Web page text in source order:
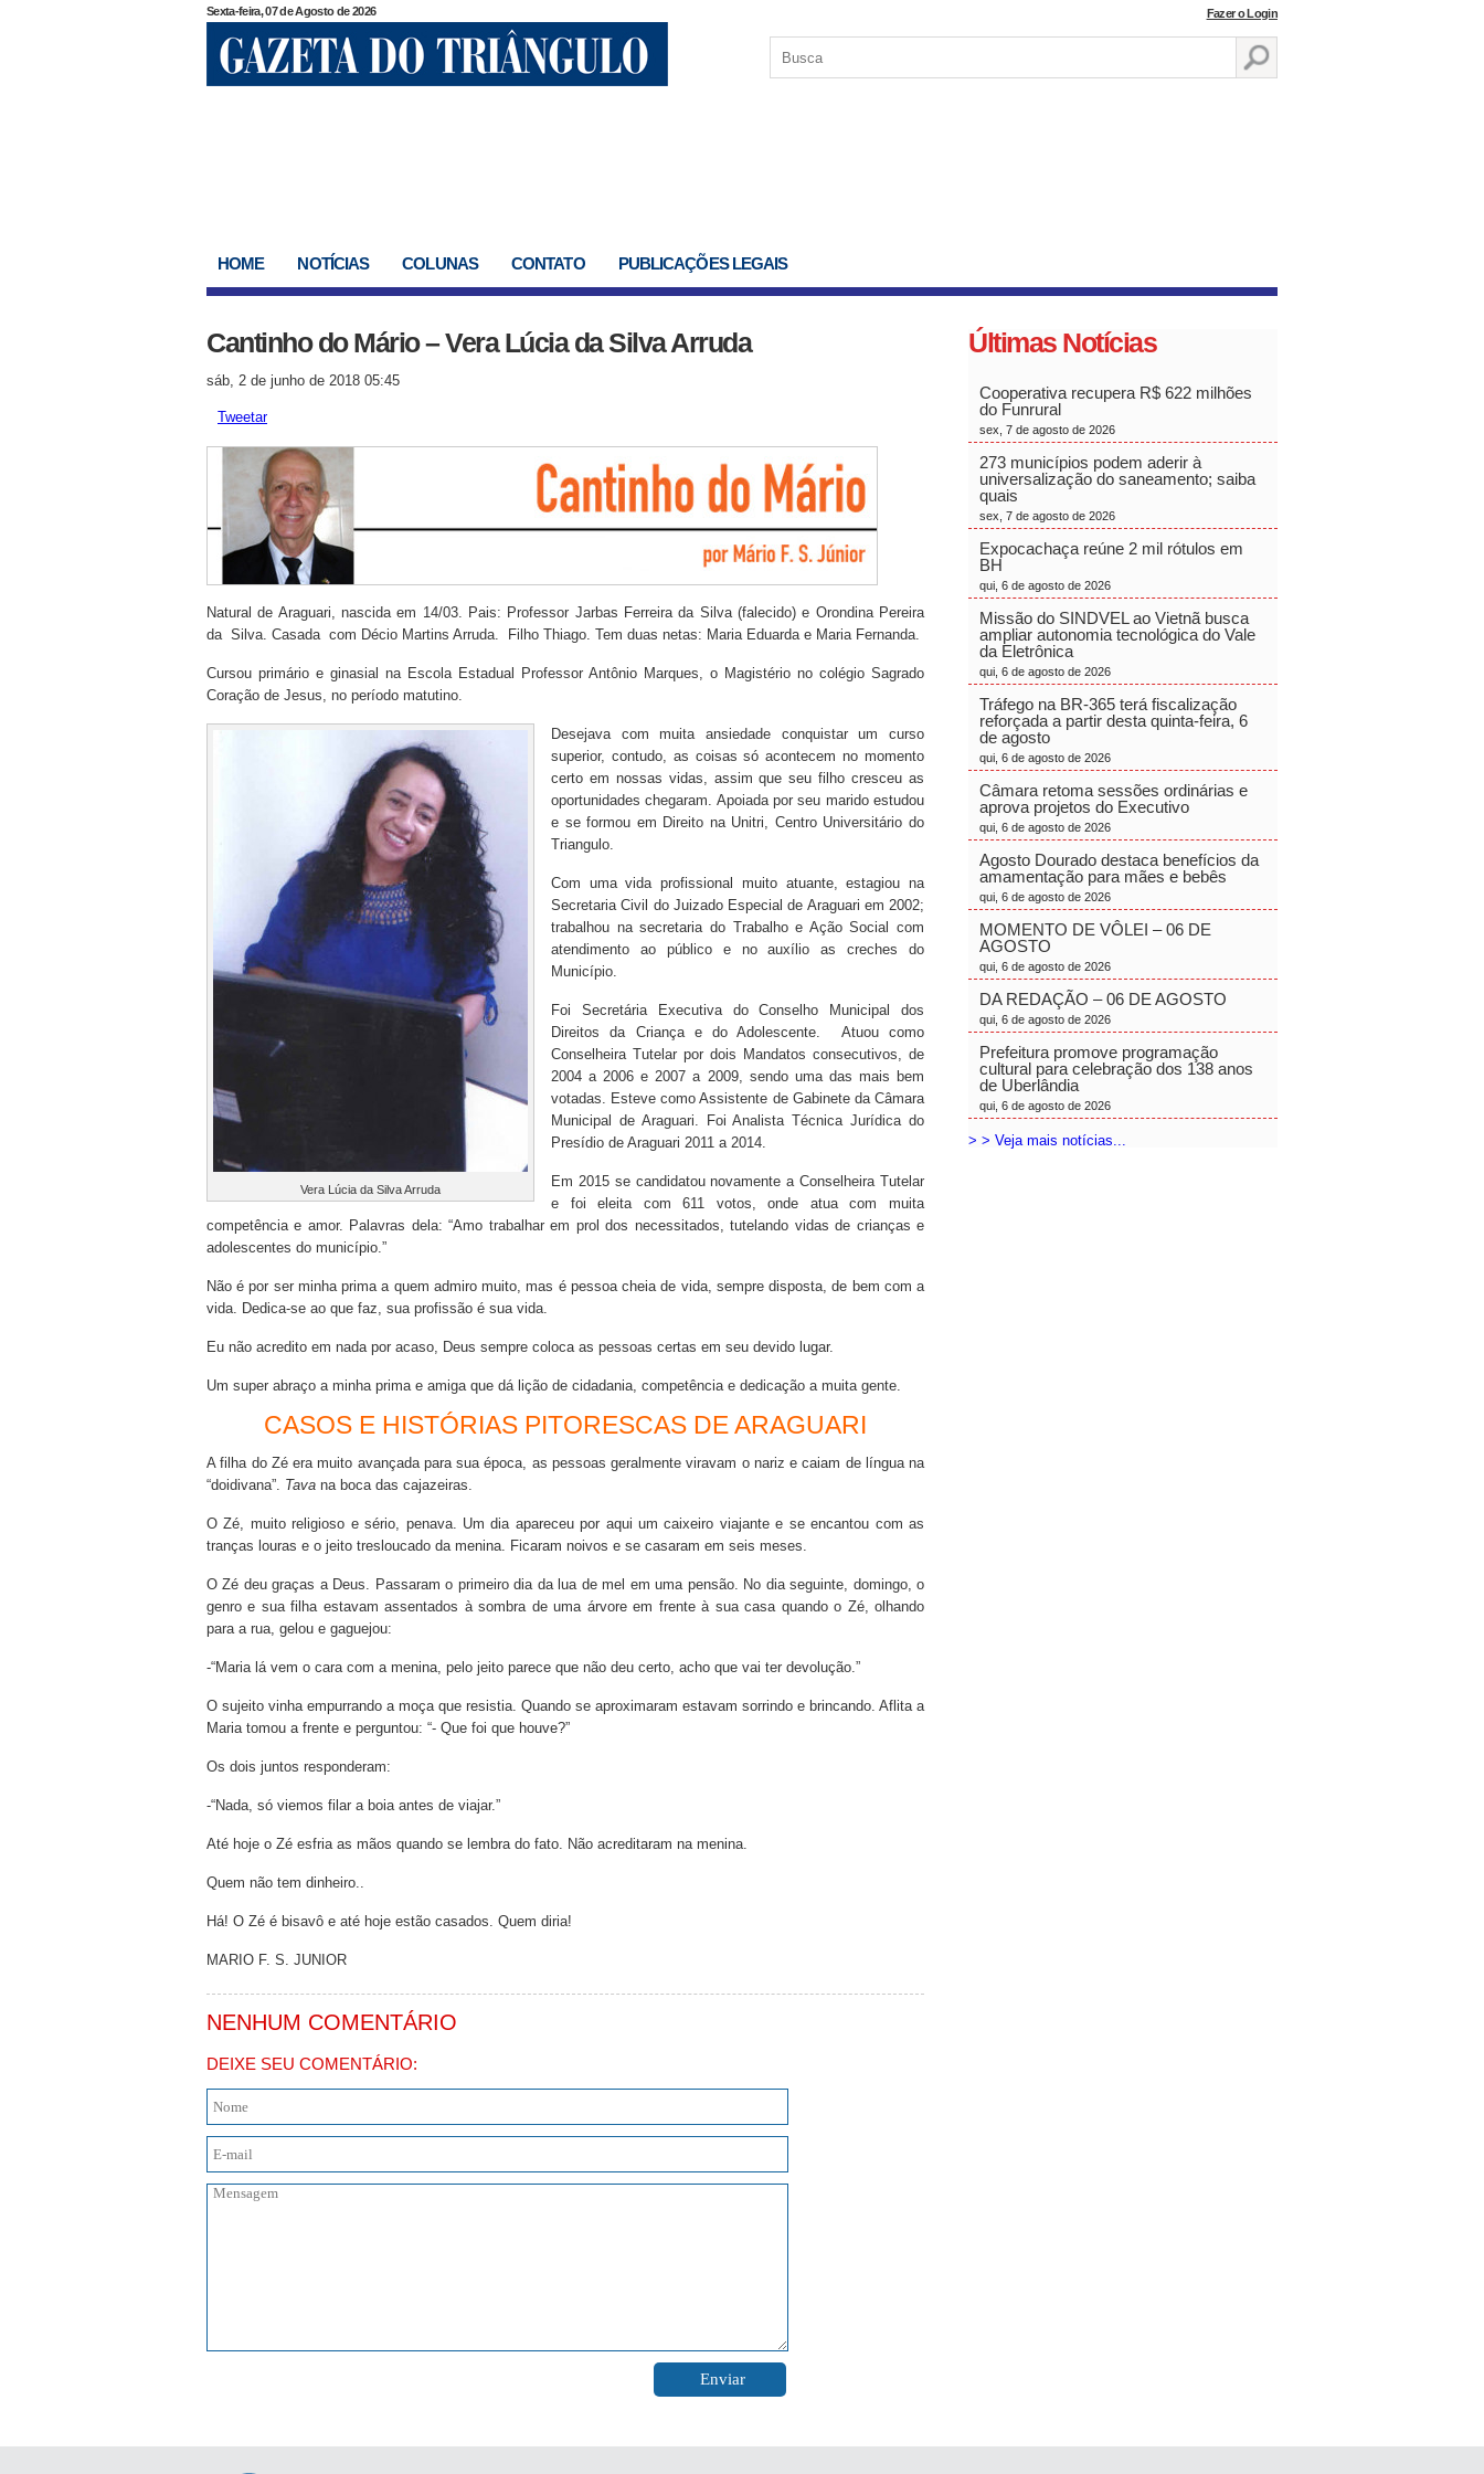
Sexta-feira, 07 de Agosto de 2026 Fazer o Login
HOME NOTÍCIAS COLUNAS CONTATO PUBLICAÇÕES LEGAIS
Cantinho do Mário – Vera Lúcia da Silva Arruda
sáb, 2 de junho de 2018 05:45
Tweetar
Natural de Araguari, nascida em 14/03. Pais: Professor Jarbas Ferreira da Silva (falecido) e Orondina Pereira
da Silva. Casada com Décio Martins Arruda. Filho Thiago. Tem duas netas: Maria Eduarda e Maria Fernanda.
Cursou primário e ginasial na Escola Estadual Professor Antônio Marques, o Magistério no colégio Sagrado
Coração de Jesus, no período matutino.
Vera Lúcia da Silva Arruda
Desejava com muita ansiedade conquistar um curso
superior, contudo, as coisas só acontecem no momento
certo em nossas vidas, assim que seu filho cresceu as
oportunidades chegaram. Apoiada por seu marido estudou
e se formou em Direito na Unitri, Centro Universitário do
Triangulo.
Com uma vida profissional muito atuante, estagiou na
Secretaria Civil do Juizado Especial de Araguari em 2002;
trabalhou na secretaria do Trabalho e Ação Social com
atendimento ao público e no auxílio as creches do
Município.
Foi Secretária Executiva do Conselho Municipal dos
Direitos da Criança e do Adolescente. Atuou como
Conselheira Tutelar por dois Mandatos consecutivos, de
2004 a 2006 e 2007 a 2009, sendo uma das mais bem
votadas. Esteve como Assistente de Gabinete da Câmara
Municipal de Araguari. Foi Analista Técnica Jurídica do
Presídio de Araguari 2011 a 2014.
Em 2015 se candidatou novamente a Conselheira Tutelar
e foi eleita com 611 votos, onde atua com muita
competência e amor. Palavras dela: “Amo trabalhar em prol dos necessitados, tutelando vidas de crianças e
adolescentes do município.”
Não é por ser minha prima a quem admiro muito, mas é pessoa cheia de vida, sempre disposta, de bem com a
vida. Dedica-se ao que faz, sua profissão é sua vida.
Eu não acredito em nada por acaso, Deus sempre coloca as pessoas certas em seu devido lugar.
Um super abraço a minha prima e amiga que dá lição de cidadania, competência e dedicação a muita gente.
CASOS E HISTÓRIAS PITORESCAS DE ARAGUARI
A filha do Zé era muito avançada para sua época, as pessoas geralmente viravam o nariz e caiam de língua na
“doidivana”. Tava na boca das cajazeiras.
O Zé, muito religioso e sério, penava. Um dia apareceu por aqui um caixeiro viajante e se encantou com as
tranças louras e o jeito tresloucado da menina. Ficaram noivos e se casaram em seis meses.
O Zé deu graças a Deus. Passaram o primeiro dia da lua de mel em uma pensão. No dia seguinte, domingo, o
genro e sua filha estavam assentados à sombra de uma árvore em frente à sua casa quando o Zé, olhando
para a rua, gelou e gaguejou:
-“Maria lá vem o cara com a menina, pelo jeito parece que não deu certo, acho que vai ter devolução.”
O sujeito vinha empurrando a moça que resistia. Quando se aproximaram estavam sorrindo e brincando. Aflita a
Maria tomou a frente e perguntou: “- Que foi que houve?”
Os dois juntos responderam:
-“Nada, só viemos filar a boia antes de viajar.”
Até hoje o Zé esfria as mãos quando se lembra do fato. Não acreditaram na menina.
Quem não tem dinheiro..
Há! O Zé é bisavô e até hoje estão casados. Quem diria!
MARIO F. S. JUNIOR
NENHUM COMENTÁRIO
DEIXE SEU COMENTÁRIO:
Últimas Notícias
Cooperativa recupera R$ 622 milhões
do Funrural
sex, 7 de agosto de 2026
273 municípios podem aderir à
universalização do saneamento; saiba
quais
sex, 7 de agosto de 2026
Expocachaça reúne 2 mil rótulos em
BH
qui, 6 de agosto de 2026
Missão do SINDVEL ao Vietnã busca
ampliar autonomia tecnológica do Vale
da Eletrônica
qui, 6 de agosto de 2026
Tráfego na BR-365 terá fiscalização
reforçada a partir desta quinta-feira, 6
de agosto
qui, 6 de agosto de 2026
Câmara retoma sessões ordinárias e
aprova projetos do Executivo
qui, 6 de agosto de 2026
Agosto Dourado destaca benefícios da
amamentação para mães e bebês
qui, 6 de agosto de 2026
MOMENTO DE VÔLEI – 06 DE
AGOSTO
qui, 6 de agosto de 2026
DA REDAÇÃO – 06 DE AGOSTO
qui, 6 de agosto de 2026
Prefeitura promove programação
cultural para celebração dos 138 anos
de Uberlândia
qui, 6 de agosto de 2026
> > Veja mais notícias...